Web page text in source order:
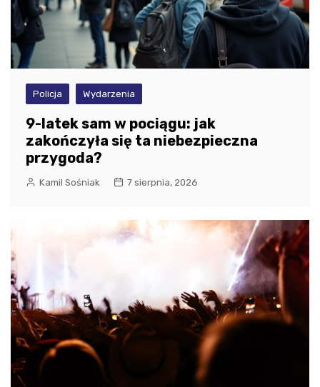
Policja Wydarzenia
9-latek sam w pociągu: jak
zakończyła się ta niebezpieczna
przygoda?
Kamil Sośniak 7 sierpnia, 2026